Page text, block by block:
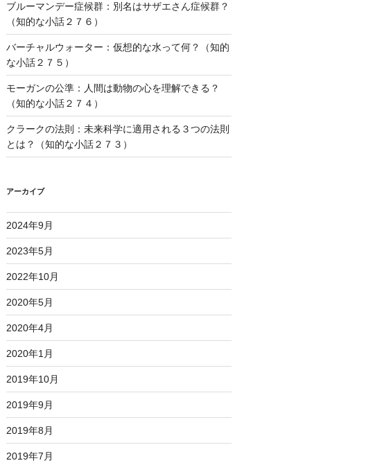
ブルーマンデー症候群：別名はサザエさん症候群？
（知的な小話２７６）
バーチャルウォーター：仮想的な水って何？（知的
な小話２７５）
モーガンの公準：人間は動物の心を理解できる？
（知的な小話２７４）
クラークの法則：未来科学に適用される３つの法則
とは？（知的な小話２７３）
アーカイブ
2024年9月
2023年5月
2022年10月
2020年5月
2020年4月
2020年1月
2019年10月
2019年9月
2019年8月
2019年7月